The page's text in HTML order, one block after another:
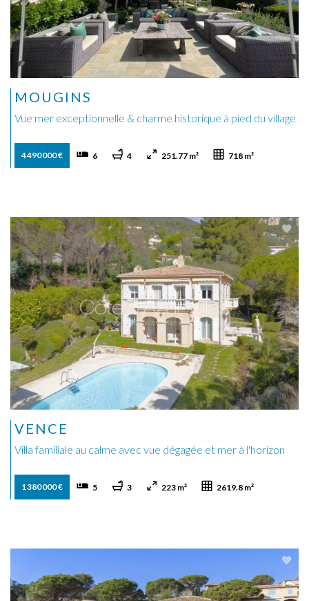
MOUGINS
Vue mer exceptionnelle & charme historique à pied du village
4 490 000 € 6 4 251.77 m² 718 m²
VENCE
Villa familiale au calme avec vue dégagée et mer à l'horizon
1 380 000 € 5 3 223 m² 2619.8 m²